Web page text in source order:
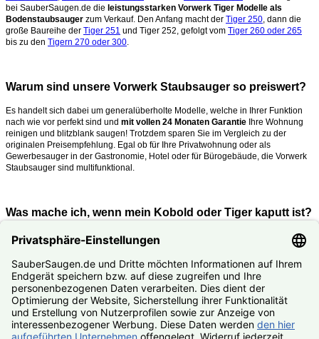
bei SauberSaugen.de die leistungsstarken Vorwerk Tiger Modelle als
Bodenstaubsauger zum Verkauf. Den Anfang macht der Tiger 250 , dann die
große Baureihe der Tiger 251 und Tiger 252, gefolgt vom Tiger 260 oder 265
bis zu den Tigern 270 oder 300
Warum sind unsere Vorwerk Staubsauger so preiswert?
Es handelt sich dabei um generalüberholte Modelle, welche in Ihrer Funktion
nach wie vor perfekt sind und mit vollen 24 Monaten Garantie Ihre Wohnung
reinigen und blitzblank saugen! Trotzdem sparen Sie im Vergleich zu der
originalen Preisempfehlung. Egal ob für Ihre Privatwohnung oder als
Gewerbesauger in der Gastronomie, Hotel oder für Bürogebäude, die Vorwerk
Staubsauger sind multifunktional.
Was mache ich, wenn mein Kobold oder Tiger kaputt ist?
Nutzen Sie unseren #Reparaturservice. Fast alle Vorwerk Staubsauger
reparieren wir Ihnen zum #Festpreis.
© SauberSaugen.de – Ihr Spezialist für Zubehör und Ersatzteile
passend für Vorwerk Staubsauger
*gilt für Lieferungen innerhalb Deutschlands, Lieferzeiten ins
Ausland sieheLieferung & Versand, gilt für Bestell- und